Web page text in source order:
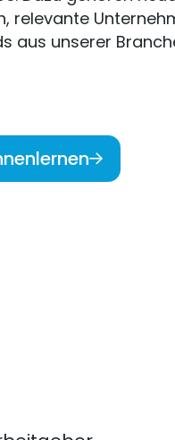
relevante
aus unserer